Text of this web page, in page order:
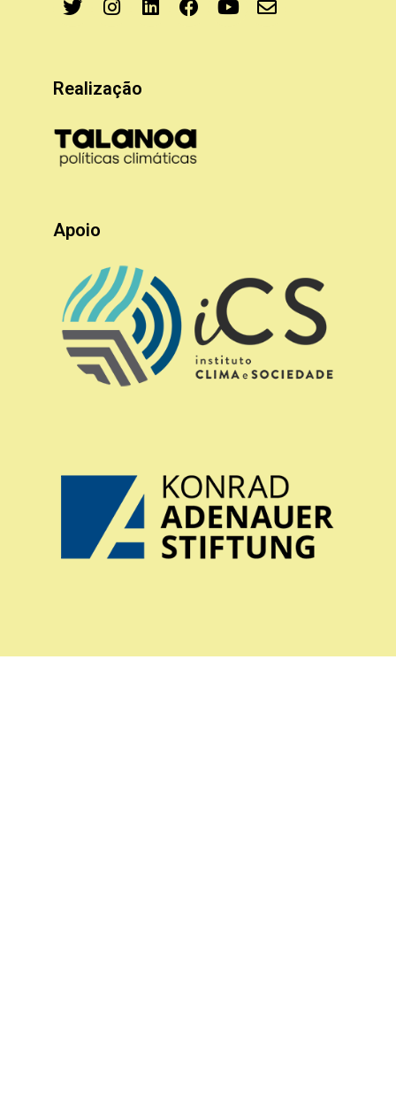
Realização
Apoio